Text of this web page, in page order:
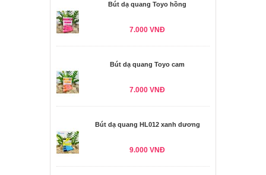
Bút dạ quang Toyo hồng
7.000 VNĐ
Bút dạ quang Toyo cam
7.000 VNĐ
Bút dạ quang HL012 xanh dương
9.000 VNĐ